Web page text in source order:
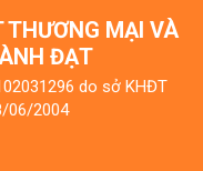
THƯƠNG MẠI VÀ
ĐẠT
do sở KHĐT
06/2004